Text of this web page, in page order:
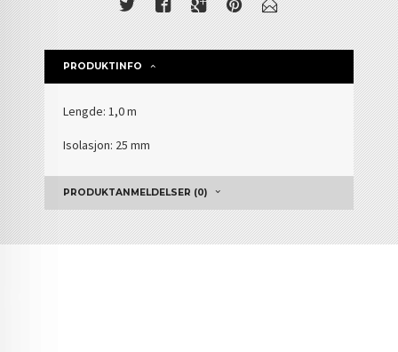
PRODUKTINFO
Lengde: 1,0 m
Isolasjon: 25 mm
PRODUKTANMELDELSER (0)